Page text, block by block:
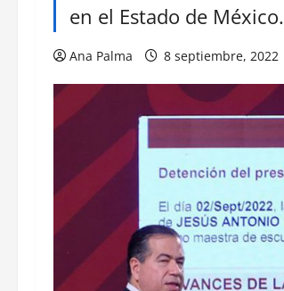
en el Estado de México.
Ana Palma 8 septiembre, 2022